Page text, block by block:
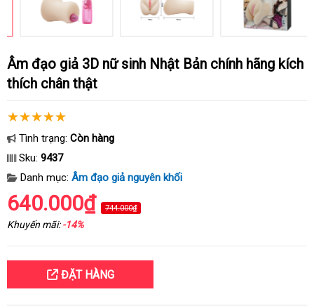
Âm đạo giả 3D nữ sinh Nhật Bản chính hãng kích
thích chân thật
Tình trạng: Còn hàng
Sku: 9437
Danh mục: Âm đạo giả nguyên khối
640.000₫ 744.000₫
Khuyến mãi:-14%
ĐẶT HÀNG